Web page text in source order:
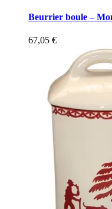
Beurrier boule –
67,05 €